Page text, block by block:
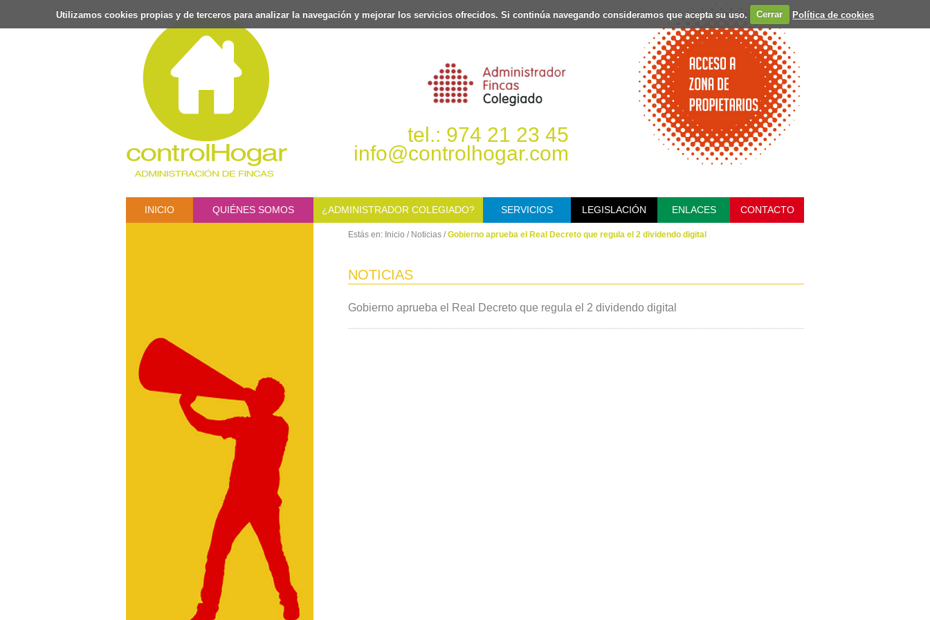
Utilizamos cookies propias y de terceros para analizar la navegación y mejorar los servicios ofrecidos. Si continúa navegando consideramos que acepta su uso. Cerrar Política de cookies
tel.: 974 21 23 45
info@controlhogar.com
INICIO QUIÉNES SOMOS ¿ADMINISTRADOR COLEGIADO? SERVICIOS LEGISLACIÓN ENLACES CONTACTO
Estás en: Inicio / Noticias /Gobierno aprueba el Real Decreto que regula el 2 dividendo digital
NOTICIAS
Gobierno aprueba el Real Decreto que regula el 2 dividendo digital